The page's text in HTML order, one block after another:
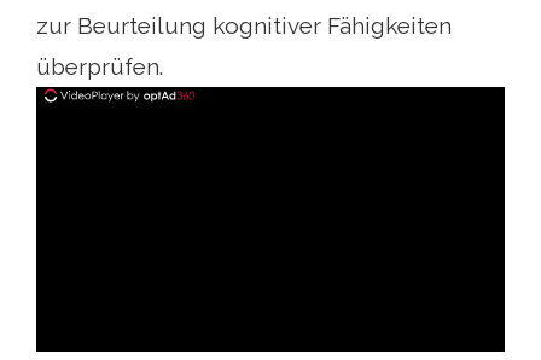
zur Beurteilung kognitiver Fähigkeiten
überprüfen.